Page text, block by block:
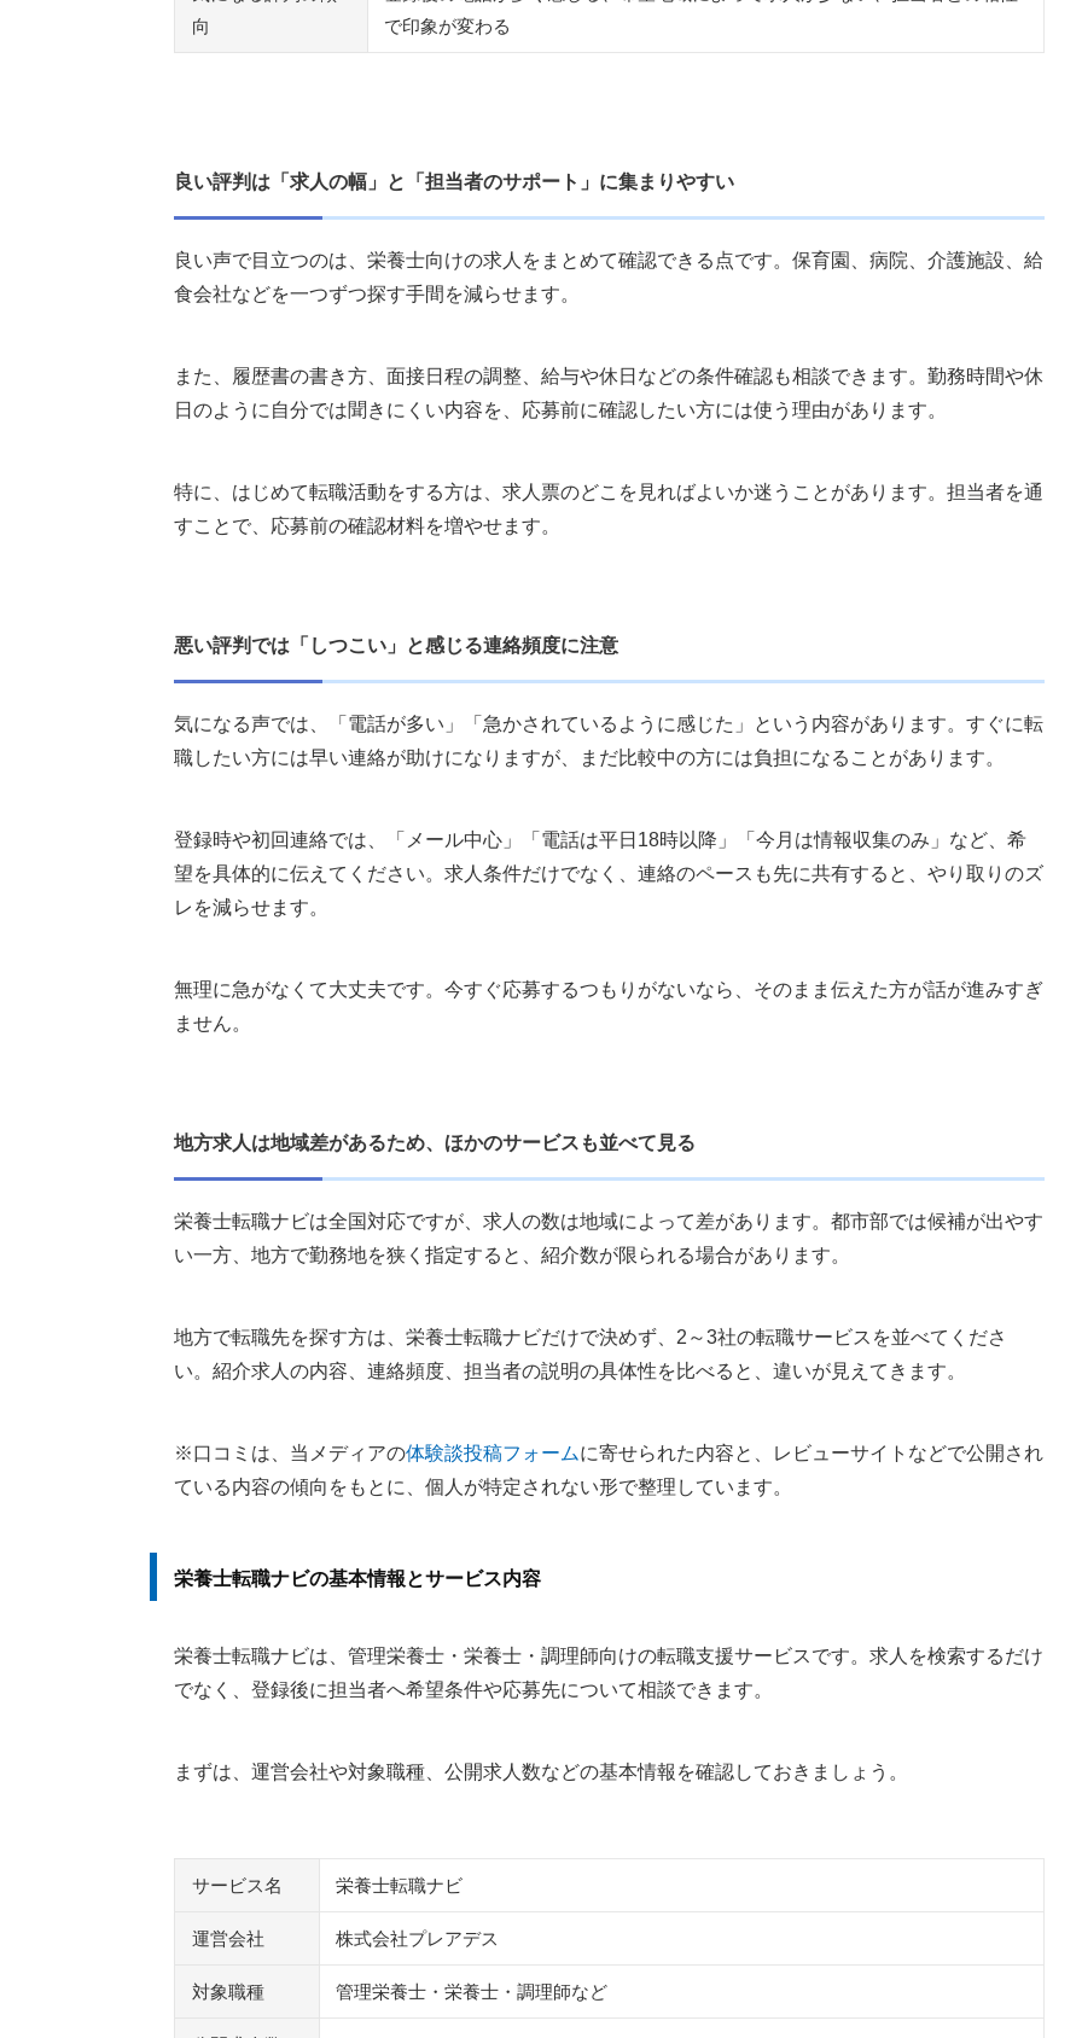
向
で印象が変わる
良い評判は「求人の幅」と「担当者のサポート」に集まりやすい
良い声で目立つのは、栄養士向けの求人をまとめて確認できる点です。保育園、病院、介護施設、給
食会社などを一つずつ探す手間を減らせます。
また、履歴書の書き方、面接日程の調整、給与や休日などの条件確認も相談できます。勤務時間や休
日のように自分では聞きにくい内容を、応募前に確認したい方には使う理由があります。
特に、はじめて転職活動をする方は、求人票のどこを見ればよいか迷うことがあります。担当者を通
すことで、応募前の確認材料を増やせます。
悪い評判では「しつこい」と感じる連絡頻度に注意
気になる声では、「電話が多い」「急かされているように感じた」という内容があります。すぐに転
職したい方には早い連絡が助けになりますが、まだ比較中の方には負担になることがあります。
登録時や初回連絡では、「メール中心」「電話は平日18時以降」「今月は情報収集のみ」など、希
望を具体的に伝えてください。求人条件だけでなく、連絡のペースも先に共有すると、やり取りのズ
レを減らせます。
無理に急がなくて大丈夫です。今すぐ応募するつもりがないなら、そのまま伝えた方が話が進みすぎ
ません。
地方求人は地域差があるため、ほかのサービスも並べて見る
栄養士転職ナビは全国対応ですが、求人の数は地域によって差があります。都市部では候補が出やす
い一方、地方で勤務地を狭く指定すると、紹介数が限られる場合があります。
地方で転職先を探す方は、栄養士転職ナビだけで決めず、2～3社の転職サービスを並べてくださ
い。紹介求人の内容、連絡頻度、担当者の説明の具体性を比べると、違いが見えてきます。
※口コミは、当メディアの体験談投稿フォームに寄せられた内容と、レビューサイトなどで公開され
ている内容の傾向をもとに、個人が特定されない形で整理しています。
栄養士転職ナビの基本情報とサービス内容
栄養士転職ナビは、管理栄養士・栄養士・調理師向けの転職支援サービスです。求人を検索するだけ
でなく、登録後に担当者へ希望条件や応募先について相談できます。
まずは、運営会社や対象職種、公開求人数などの基本情報を確認しておきましょう。
サービス名 栄養士転職ナビ
運営会社 株式会社プレアデス
対象職種 管理栄養士・栄養士・調理師など